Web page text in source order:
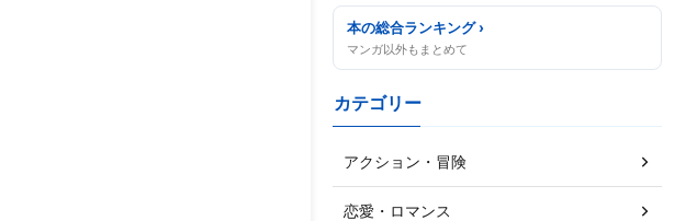
本の総合ランキング ›
マンガ以外もまとめて
カテゴリー
アクション・冒険
恋愛・ロマンス